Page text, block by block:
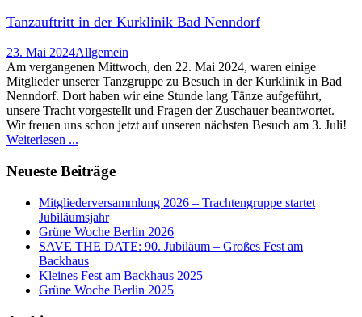
Tanzauftritt in der Kurklinik Bad Nenndorf
23. Mai 2024Allgemein
Am vergangenen Mittwoch, den 22. Mai 2024, waren einige
Mitglieder unserer Tanzgruppe zu Besuch in der Kurklinik in Bad
Nenndorf. Dort haben wir eine Stunde lang Tänze aufgeführt,
unsere Tracht vorgestellt und Fragen der Zuschauer beantwortet.
Wir freuen uns schon jetzt auf unseren nächsten Besuch am 3. Juli!
Weiterlesen ...
Neueste Beiträge
Mitgliederversammlung 2026 – Trachtengruppe startet
Jubiläumsjahr
Grüne Woche Berlin 2026
SAVE THE DATE: 90. Jubiläum – Großes Fest am
Backhaus
Kleines Fest am Backhaus 2025
Grüne Woche Berlin 2025